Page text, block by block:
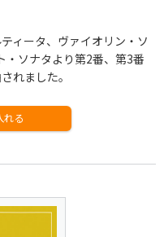
ィータ、ヴァイオリン・ソ
・ソナタより第2番、第3番
れました。
れる